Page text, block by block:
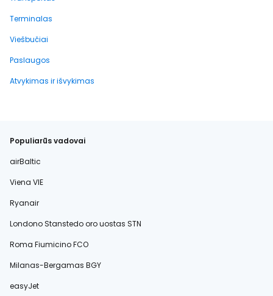
Terminalas
Viešbučiai
Paslaugos
Atvykimas ir išvykimas
Populiarūs vadovai
airBaltic
Viena VIE
Ryanair
Londono Stanstedo oro uostas STN
Roma Fiumicino FCO
Milanas-Bergamas BGY
easyJet